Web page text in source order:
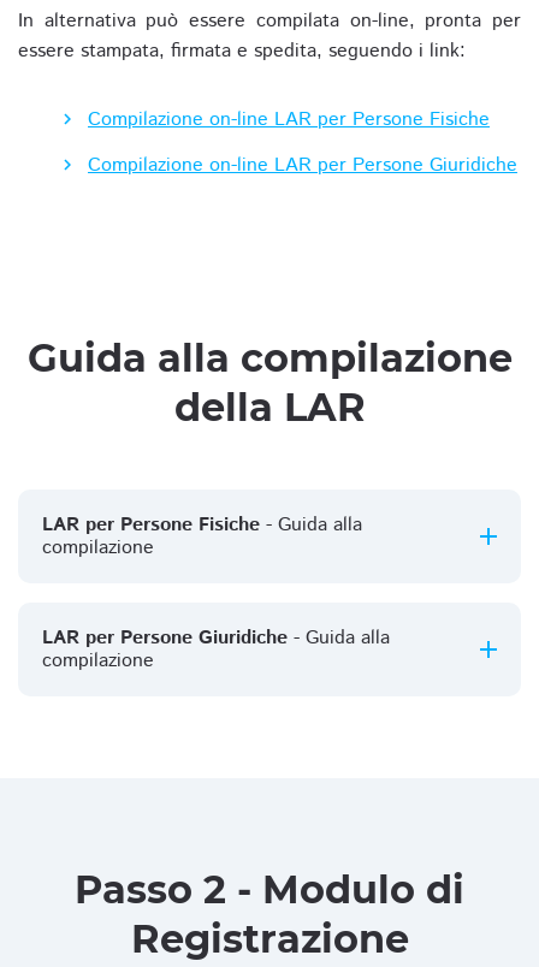
In alternativa può essere compilata on-line, pronta per
essere stampata, firmata e spedita, seguendo i link:
Compilazione on-line LAR per Persone Fisiche
Compilazione on-line LAR per Persone Giuridiche
Guida alla compilazione
della LAR
LAR per Persone Fisiche - Guida alla
compilazione
LAR per Persone Giuridiche - Guida alla
compilazione
Passo 2 - Modulo di
Registrazione